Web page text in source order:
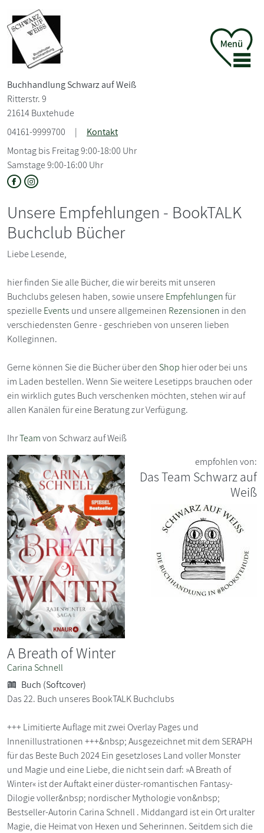
Buchhandlung Schwarz auf Weiß
Ritterstr. 9
21614 Buxtehude
04161-9999700
|
Kontakt
Montag bis Freitag 9:00-18:00 Uhr
Samstage 9:00-16:00 Uhr
Unsere Empfehlungen - BookTALK
Buchclub Bücher
Liebe Lesende,
hier finden Sie alle Bücher, die wir bereits mit unseren
Buchclubs gelesen haben, sowie unsereEmpfehlungenfür
spezielleEvents und unsere allgemeinen Rezensionen in den
verschiedensten Genre - geschrieben von unseren lieben
Kolleginnen.
Gerne können Sie die Bücher über den Shop hier oder bei uns
im Laden bestellen. Wenn Sie weitere Lesetipps brauchen oder
ein wirklich gutes Buch verschenken möchten, stehen wir auf
allen Kanälen für eine Beratung zur Verfügung.
IhrTeamvon Schwarz auf Weiß
empfohlen von:
Das Team Schwarz auf
Weiß
A Breath of Winter
Carina Schnell
Buch (Softcover)
Das 22. Buch unseres BookTALK Buchclubs
+++ Limitierte Auflage mit zwei Overlay Pages und
Innenillustrationen +++&nbsp; Ausgezeichnet mit dem SERAPH
für das Beste Buch 2024 Ein gesetzloses Land voller Monster
und Magie und eine Liebe, die nicht sein darf: »A Breath of
Winter« ist der Auftakt einer düster-romantischen Fantasy-
Dilogie voller&nbsp; nordischer Mythologie von&nbsp;
Bestseller-Autorin Carina Schnell . Middangard ist ein Ort uralter
Magie, die Heimat von Hexen und Seherinnen. Seitdem sich die